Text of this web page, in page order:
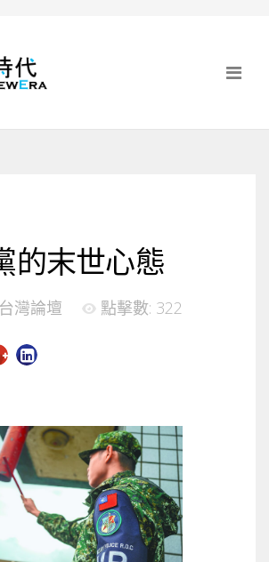
的末世心態
台灣論壇 點擊數: 322